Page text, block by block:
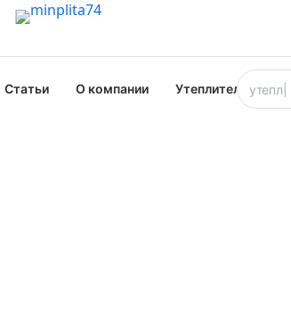
Статьи О компании Утеплители оптом